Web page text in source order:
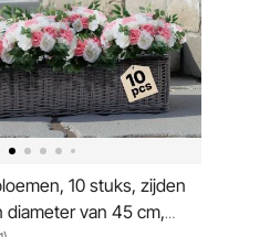
10 stuks, zijden
diameter van 45 cm,